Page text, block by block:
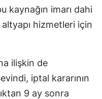
kaynağın imarı dahi
hizmetleri için
ilişkin de
iptal kararının
9 ay sonra